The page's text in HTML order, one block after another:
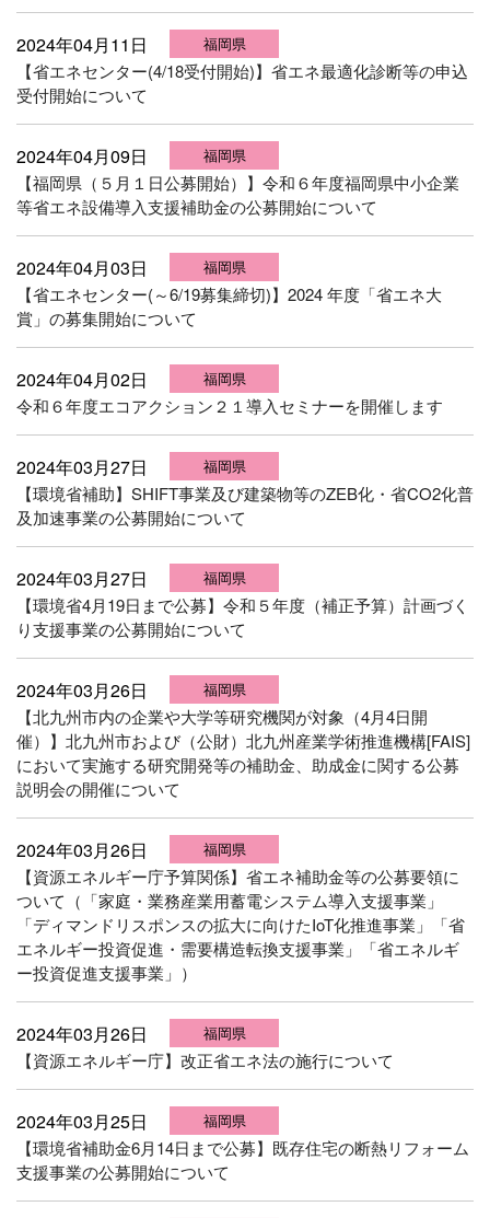
2024年04月11日 福岡県
【省エネセンター(4/18受付開始)】省エネ最適化診断等の申込
受付開始について
2024年04月09日 福岡県
【福岡県（５月１日公募開始）】令和６年度福岡県中小企業
等省エネ設備導入支援補助金の公募開始について
2024年04月03日 福岡県
【省エネセンター(～6/19募集締切)】2024 年度「省エネ大
賞」の募集開始について
2024年04月02日 福岡県
令和６年度エコアクション２１導入セミナーを開催します
2024年03月27日 福岡県
【環境省補助】SHIFT事業及び建築物等のZEB化・省CO2化普
及加速事業の公募開始について
2024年03月27日 福岡県
【環境省4月19日まで公募】令和５年度（補正予算）計画づく
り支援事業の公募開始について
2024年03月26日 福岡県
【北九州市内の企業や大学等研究機関が対象（4月4日開
催）】北九州市および（公財）北九州産業学術推進機構[FAIS]
において実施する研究開発等の補助金、助成金に関する公募
説明会の開催について
2024年03月26日 福岡県
【資源エネルギー庁予算関係】省エネ補助金等の公募要領に
ついて（「家庭・業務産業用蓄電システム導入支援事業」
「ディマンドリスポンスの拡大に向けたIoT化推進事業」「省
エネルギー投資促進・需要構造転換支援事業」「省エネルギ
ー投資促進支援事業」）
2024年03月26日 福岡県
【資源エネルギー庁】改正省エネ法の施行について
2024年03月25日 福岡県
【環境省補助金6月14日まで公募】既存住宅の断熱リフォーム
支援事業の公募開始について